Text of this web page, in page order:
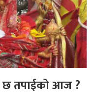
छ तपाईको आज ?